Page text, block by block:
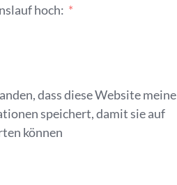
hoch:
dass diese Website meine
speichert, damit sie auf
können